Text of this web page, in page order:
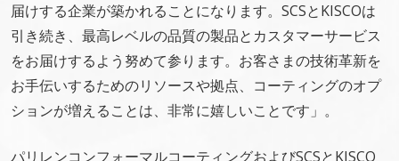
届けする企業が築かれることになります。SCSとKISCOは
引き続き、最高レベルの品質の製品とカスタマーサービス
をお届けするよう努めて参ります。お客さまの技術革新を
お手伝いするためのリソースや拠点、コーティングのオプ
ションが増えることは、非常に嬉しいことです」。
パリレンコンフォーマルコーティングおよびSCSとKISCO